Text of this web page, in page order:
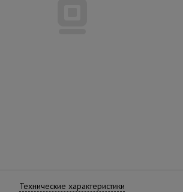
Технические характеристики